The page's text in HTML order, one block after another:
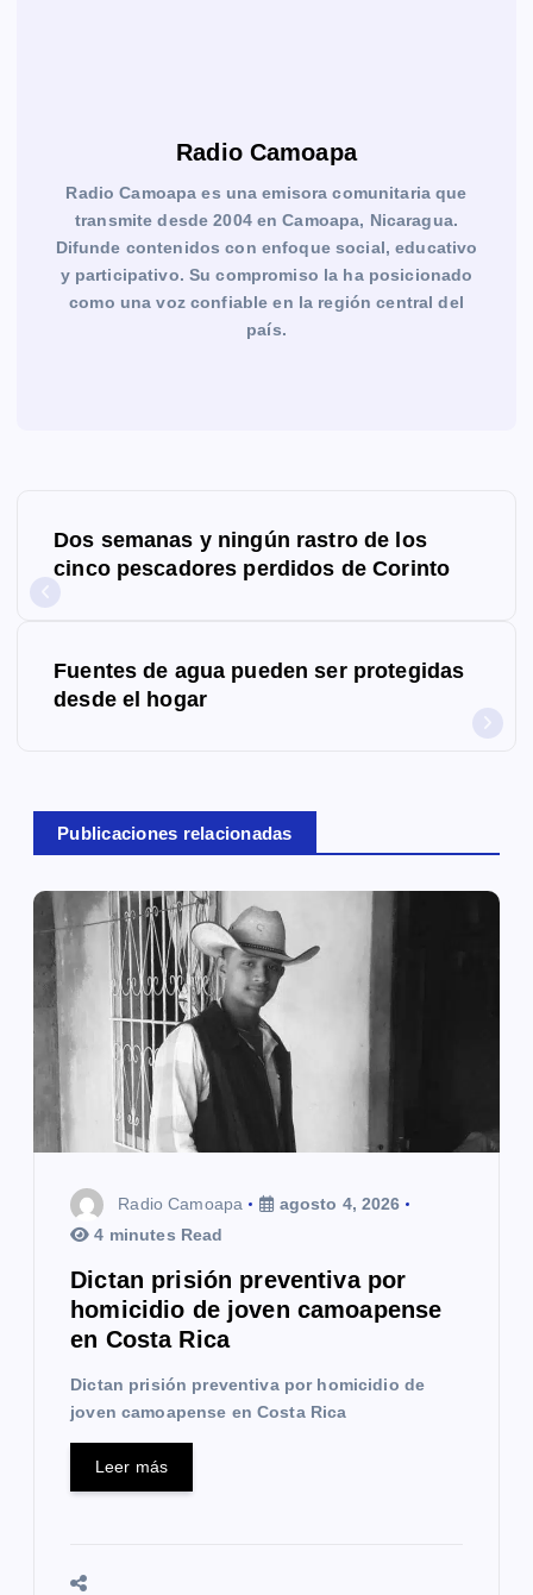
Radio Camoapa
Radio Camoapa es una emisora comunitaria que
transmite desde 2004 en Camoapa, Nicaragua.
Difunde contenidos con enfoque social, educativo
y participativo. Su compromiso la ha posicionado
como una voz confiable en la región central del
país.
ó
e
n
Dos semanas y ningún rastro de los
cinco pescadores perdidos de Corinto
Fuentes de agua pueden ser protegidas
desde el hogar
Publicaciones relacionadas
Radio Camoapa
agosto 4, 2026
4 minutes Read
Dictan prisión preventiva por
homicidio de joven camoapense
en Costa Rica
Dictan prisión preventiva por homicidio de
joven camoapense en Costa Rica
Leer más